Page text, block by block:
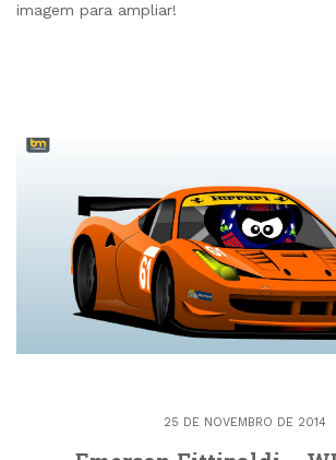
imagem para ampliar!
25 DE NOVEMBRO DE 2014